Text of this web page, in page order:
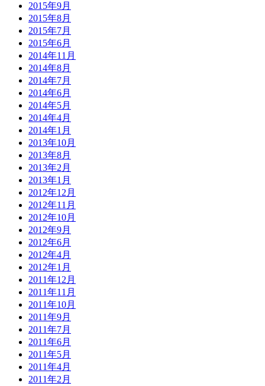
2015年9月
2015年8月
2015年7月
2015年6月
2014年11月
2014年8月
2014年7月
2014年6月
2014年5月
2014年4月
2014年1月
2013年10月
2013年8月
2013年2月
2013年1月
2012年12月
2012年11月
2012年10月
2012年9月
2012年6月
2012年4月
2012年1月
2011年12月
2011年11月
2011年10月
2011年9月
2011年7月
2011年6月
2011年5月
2011年4月
2011年2月